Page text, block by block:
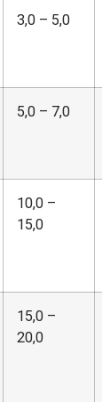
3,0 – 5,0
5,0 – 7,0
10,0 –
15,0
15,0 –
20,0